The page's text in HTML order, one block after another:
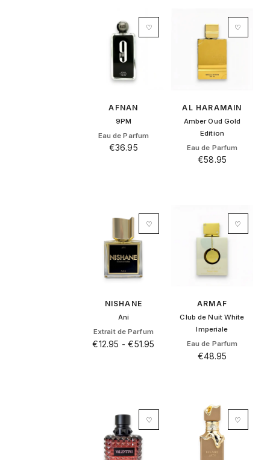
variaties.
Deze
optie
kan
gekozen
de
productpagina
AFNAN
9PM
Eau de Parfum
€36.95
♡
AL HARAMAIN
Amber Oud Gold
Edition
Eau de Parfum
€58.95
♡
NISHANE
Ani
Extrait de Parfum
€12.95 -€51.95
Deze
optie
kan
gekozen
♡
ARMAF
Club de Nuit White
Imperiale
Eau de Parfum
€48.95
♡
♡ ♡